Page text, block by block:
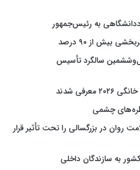
به رئیس‌جمهور
بیش از ۹۰ درصد
سالگرد تأسیس
شدند
چشمی
روان در بزرگسالی را تحت تأثیر قرار
به سازندگان داخلی